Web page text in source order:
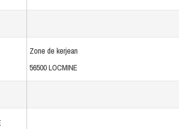
Zone de kerjean
56500 LOCMINE